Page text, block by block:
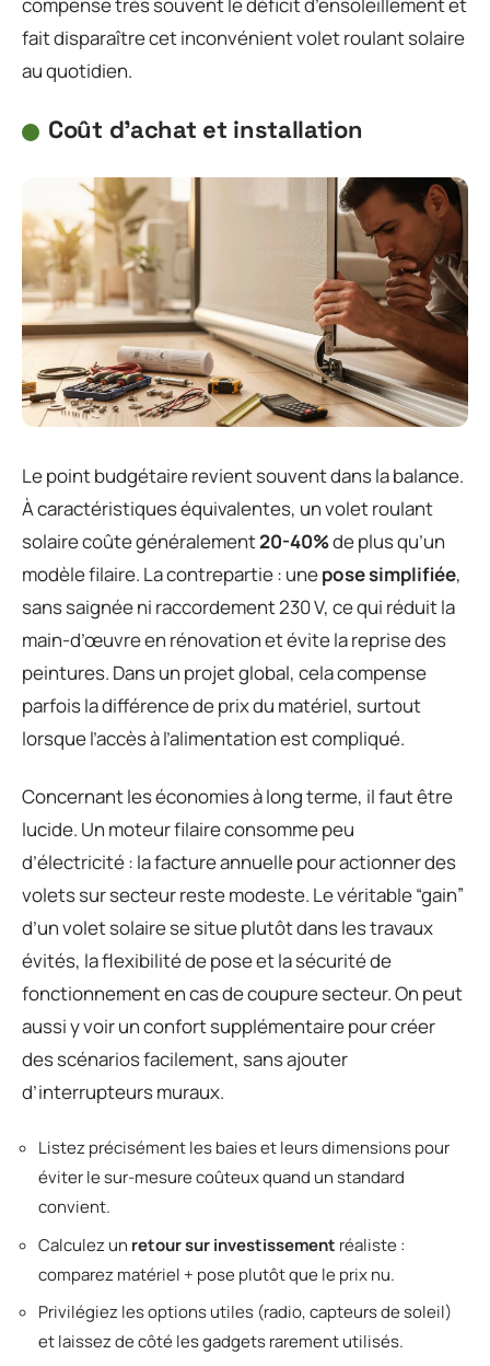
fait disparaître cet inconvénient volet roulant solaire
au quotidien.
Coût d’achat et installation
Le point budgétaire revient souvent dans la balance.
À caractéristiques équivalentes, un volet roulant
solaire coûte généralement20-40%de plus qu’un
modèle filaire. La contrepartie : unepose simplifiée,
sans saignée ni raccordement 230 V, ce qui réduit la
main-d’œuvre en rénovation et évite la reprise des
peintures. Dans un projet global, cela compense
parfois la différence de prix du matériel, surtout
lorsque l’accès à l’alimentation est compliqué.
Concernant les économies à long terme, il faut être
lucide. Un moteur filaire consomme peu
d’électricité : la facture annuelle pour actionner des
volets sur secteur reste modeste. Le véritable “gain”
d’un volet solaire se situe plutôt dans les travaux
évités, la flexibilité de pose et la sécurité de
fonctionnement en cas de coupure secteur. On peut
aussi y voir un confort supplémentaire pour créer
des scénarios facilement, sans ajouter
d’interrupteurs muraux.
Listez précisément les baies et leurs dimensions pour
éviter le sur-mesure coûteux quand un standard
convient.
Calculez un retour sur investissement réaliste :
comparez matériel + pose plutôt que le prix nu.
Privilégiez les options utiles (radio, capteurs de soleil)
et laissez de côté les gadgets rarement utilisés.